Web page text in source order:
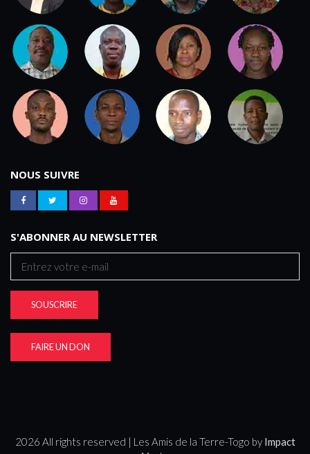
NOUS SUIVRE
S'ABONNER AU NEWSLETTER
SOUSCRIRE
FAIRE UN DON
2026 All rights reserved | Les Amis de la Terre-Togo by Impact